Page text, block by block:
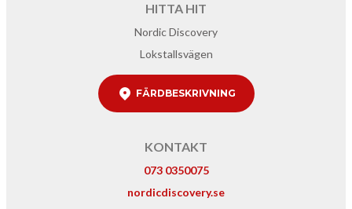
HITTA HIT
Nordic Discovery
Lokstallsvägen
FÄRDBESKRIVNING
KONTAKT
073 0350075
nordicdiscovery.se